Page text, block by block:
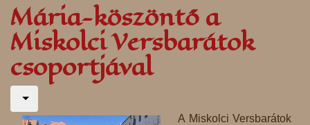
Mária-köszöntő a
Miskolci Versbarátok
csoportjával
A Miskolci Versbarátok